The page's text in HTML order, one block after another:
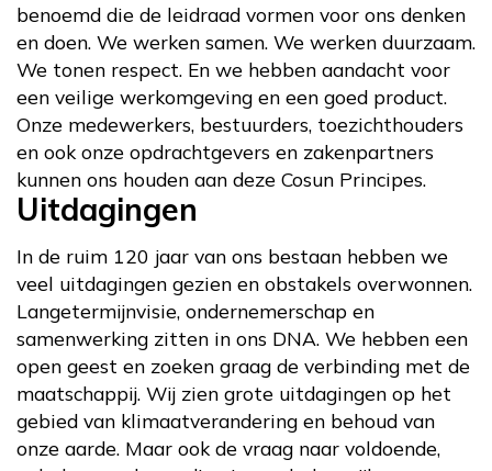
benoemd die de leidraad vormen voor ons denken
en doen. We werken samen. We werken duurzaam.
We tonen respect. En we hebben aandacht voor
een veilige werkomgeving en een goed product.
Onze medewerkers, bestuurders, toezichthouders
en ook onze opdrachtgevers en zakenpartners
kunnen ons houden aan deze Cosun Principes.
Uitdagingen
In de ruim 120 jaar van ons bestaan hebben we
veel uitdagingen gezien en obstakels overwonnen.
Langetermijnvisie, ondernemerschap en
samenwerking zitten in ons DNA. We hebben een
open geest en zoeken graag de verbinding met de
maatschappij. Wij zien grote uitdagingen op het
gebied van klimaatverandering en behoud van
onze aarde. Maar ook de vraag naar voldoende,